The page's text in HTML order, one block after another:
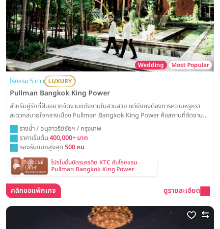
Wedding Most Popular
โรงแรม 5 ดาว LUXURY
Pullman Bangkok King Power
สำหรับคู่รักที่ฝันอยากจัดงานแต่งงานในสวนสวย แต่ยังคงต้องการความหรูหรา
สะดวกสบายใจกลางเมือง Pullman Bangkok King Power คือสถานที่จัดงาน
แต่งที่ตอบโจทย์อย่างลงตัว ด้วยพื้นที่สวนสวยบรรยากาศรีสอร์ทและห้องบอลรูมสุด
หรู พร้อมเปลี่ยนทุกความฝันให้กลายเป็นวันวิวาห์ที่น่าจดจำ
รางน้ำ / อนุสาวรีย์ชัยฯ / กรุงเทพ
ราคาเริ่มต้น 400,000+ บาท
รองรับแขกสูงสุด 500 คน
โปรโมชั่นบัตรเครดิต KTC กับโรงแรม
Pullman Bangkok King Power
คลิกขอแพ็กเกจ ดูรายละเอียด